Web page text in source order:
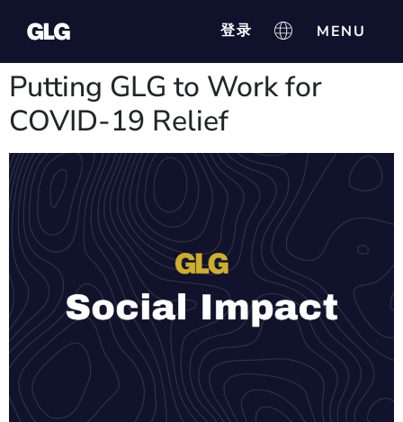
登录
Putting GLG to Work for
COVID-19 Relief